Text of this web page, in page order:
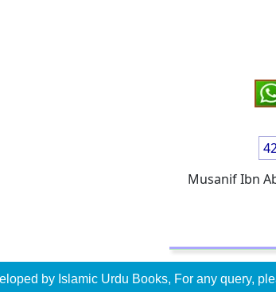
Musanif Ibn
by Islamic Urdu Books, For any query,